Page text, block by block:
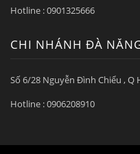
Hotline : 0901325666
CHI NHÁNH ĐÀ
Số 6/28 Nguyễn Đình Chiểu , Q
Hotline : 0906208910